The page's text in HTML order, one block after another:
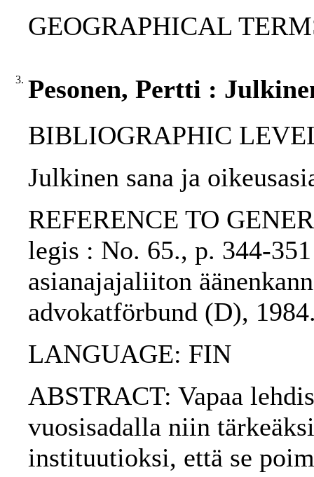
GEOGRAPHICAL
3. Pesonen, Pertti :
BIBLIOGRAPHIC
Julkinen sana ja
REFERENCE TO
legis : No. 65., p. 344-
asianajajaliiton
advokatförbund (D),
LANGUAGE: FIN
ABSTRACT: Vapaa
vuosisadalla niin
instituutioksi, että se